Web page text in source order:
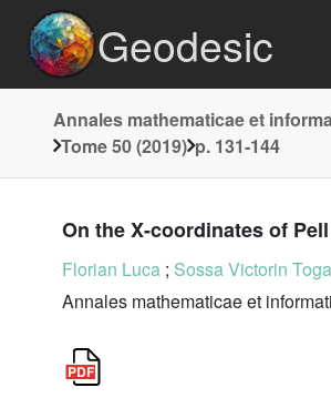
Geodesic
Annales mathematicae et
Tome 50 (2019) p. 131-144
On the X-coordinates of
Florian Luca ; Sossa Victorin
Annales mathematicae et